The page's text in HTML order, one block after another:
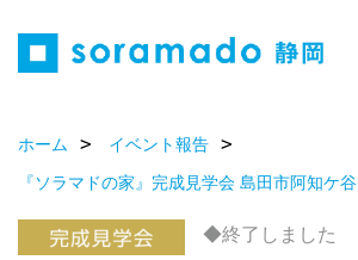
ホーム
イベント報告
『ソラマドの家』完成見学会 島田市阿知ケ谷
◆終了しました